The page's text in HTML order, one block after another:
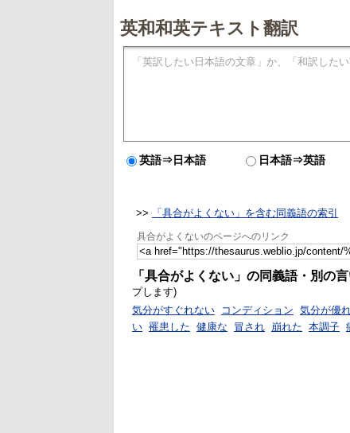
英和和英テキスト翻訳
英語⇒日本語 日本語⇒英語
>> 「具合がよくない」を含む同義語の索引
具合がよくないのページへのリンク
「具合がよくない」の同義語・別の
プします)
気分がすぐれない
コンディション 気分が優
い 罹患した 健康な 冒され 崩れた 本調子